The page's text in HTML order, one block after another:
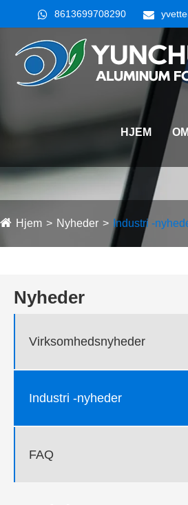
8613699708290
HJEM
Hjem Nyheder Industri -
Nyheder
Virksomhedsnyheder
Industri -nyheder
FAQ